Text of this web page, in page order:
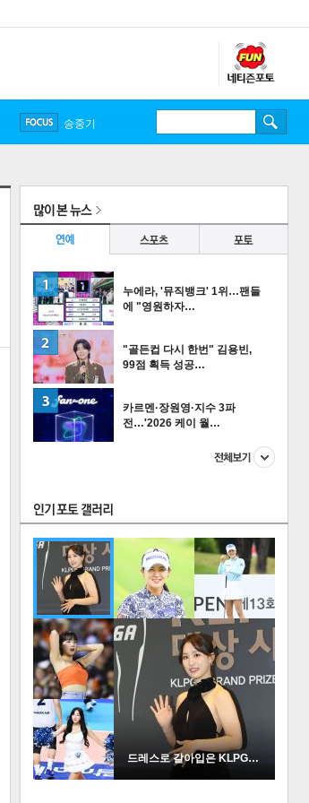
FOCUS
많이 본 뉴스
연예
스포츠 포토
누에라, '뮤직뱅크' 1위…팬들
에 "영원하자…
2
"골든컵 다시 한번" 김용빈,
99점 획득 성공…
카르멘·장원영·지수 3파
전…'2026 케이 월…
드레스로 갈아입은 KLPGA …